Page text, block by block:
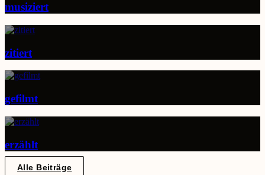
musiziert
zitiert
gefilmt
erzählt
Alle Beiträge